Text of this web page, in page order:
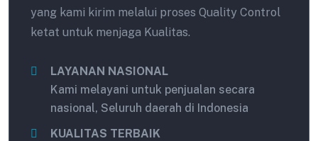
yang kami kirim melalui proses Quality Control
ketat untuk menjaga Kualitas.
LAYANAN NASIONAL
Kami melayani untuk penjualan secara
nasional, Seluruh daerah di Indonesia
KUALITAS TERBAIK